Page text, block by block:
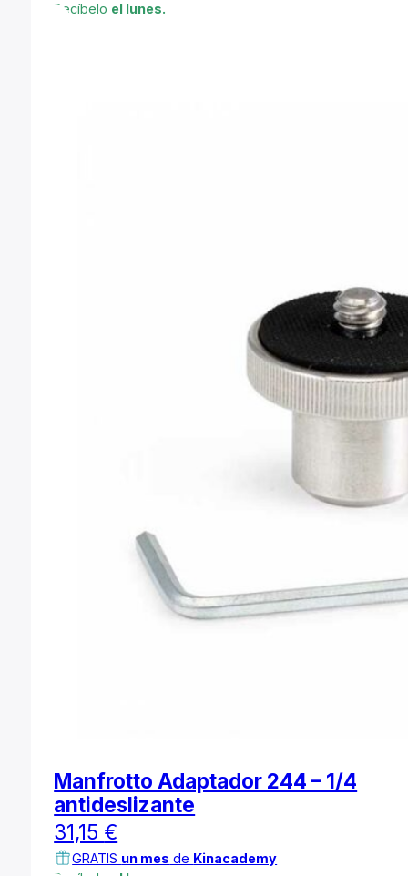
Recíbelo el lunes.
Manfrotto Adaptador 244 – 1/4
antideslizante
31,15 €
GRATIS un mes de Kinacademy